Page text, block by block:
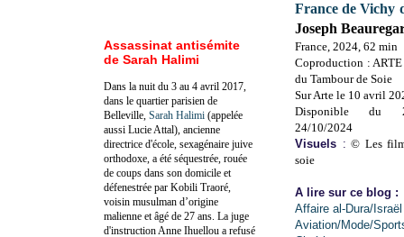
France de Vichy
Joseph
France, 2024, 62 min
Coproduction :
du Tambour de Soie
Sur Arte le 10 avril
Disponible du
24/10/2024
Visuels : © Les
soie
A lire sur ce blog :
Affaire al-Dura/Israël
Aviation/Mode/
Assassinat antisémite
de Sarah Halimi
Dans la nuit du 3 au 4 avril 2017,
dans le quartier parisien de
Belleville, Sarah Halimi (appelée
aussi Lucie Attal), ancienne
directrice d'école, sexagénaire juive
orthodoxe, a été séquestrée, rouée
de coups dans son domicile et
défenestrée par Kobili Traoré,
voisin musulman d’origine
malienne et âgé de 27 ans. La juge
d'instruction Anne Ihuellou a refusé